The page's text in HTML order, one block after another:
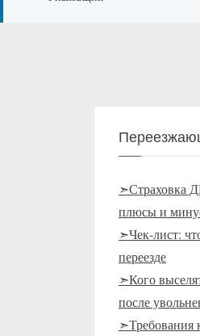
➣Страховка
плюсы и
➣Чек-лист:
переезде
➣Кого
после
➣Требования